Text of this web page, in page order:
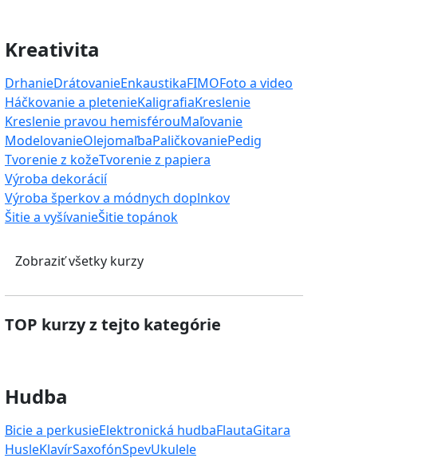
Kreativita
DrhanieDrátovanieEnkaustikaFIMOFoto a video
Háčkovanie a pletenieKaligrafiaKreslenie
Kreslenie pravou hemisférouMaľovanie
ModelovanieOlejomaľbaPaličkovaniePedig
Tvorenie z kožeTvorenie z papiera
Výroba dekorácií
Výroba šperkov a módnych doplnkov
Šitie a vyšívanieŠitie topánok
Zobraziť všetky kurzy
TOP kurzy z tejto kategórie
Hudba
Bicie a perkusieElektronická hudbaFlautaGitara
HusleKlavírSaxofónSpevUkulele